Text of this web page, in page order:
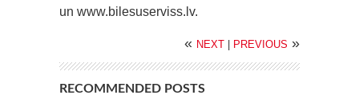
un www.bilesuserviss.lv.
« NEXT PREVIOUS »
RECOMMENDED POSTS